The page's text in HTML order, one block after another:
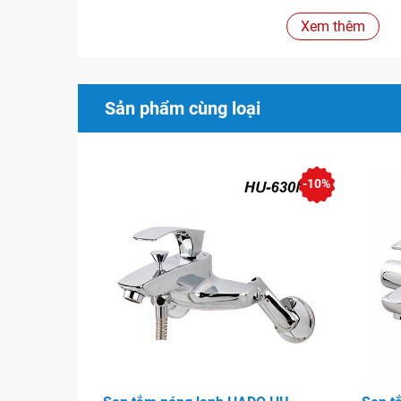
Xem thêm
Sản phẩm cùng loại
-10%